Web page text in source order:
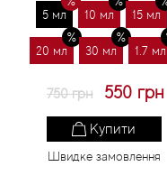
5 мл 10 мл 15 мл
20 мл 30 мл 1.7 мл
750 грн 550 грн
Купити
Швидке замовлення